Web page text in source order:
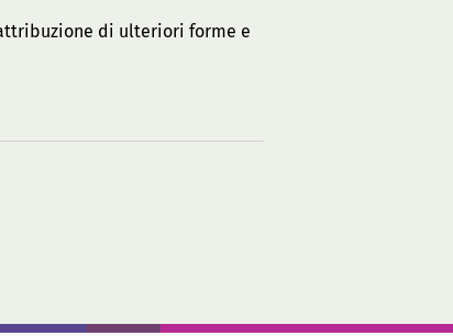
di ulteriori forme e